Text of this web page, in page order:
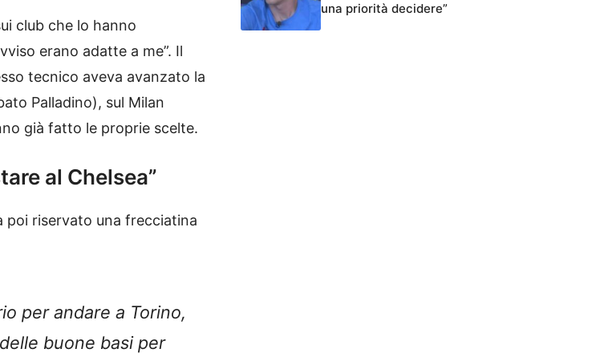
club che lo hanno
erano adatte a me”. Il
tecnico aveva avanzato la
Palladino), sul Milan
già fatto le proprie scelte.
al Chelsea”
poi riservato una frecciatina
per andare a Torino,
buone basi per
una priorità decidere”